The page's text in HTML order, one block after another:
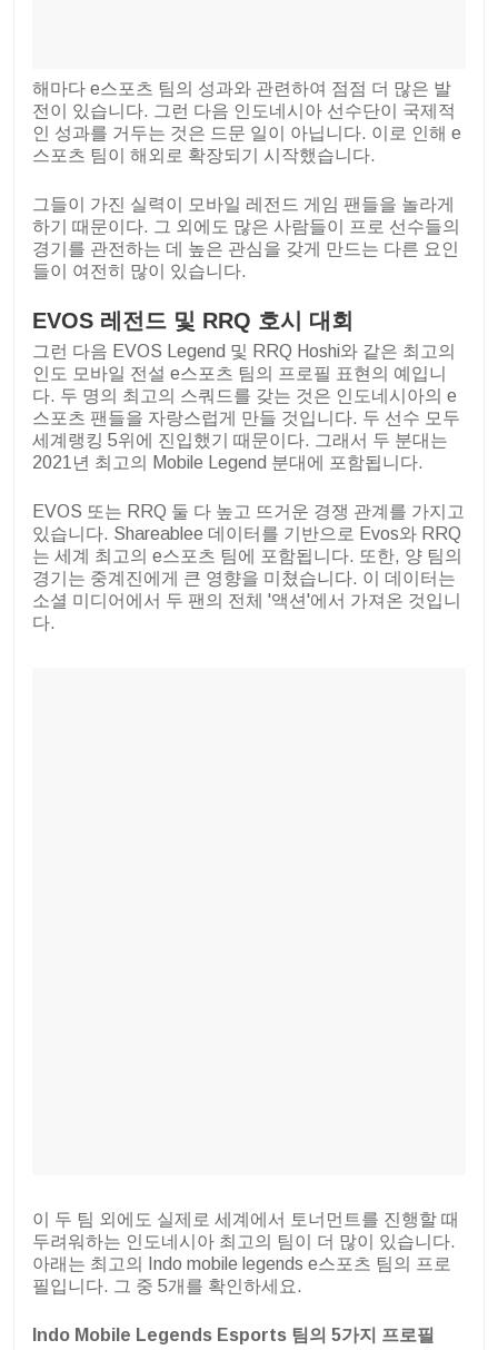
해마다 e스포츠 팀의 성과와 관련하여 점점 더 많은 발
전이 있습니다. 그런 다음 인도네시아 선수단이 국제적
인 성과를 거두는 것은 드문 일이 아닙니다. 이로 인해 e
스포츠 팀이 해외로 확장되기 시작했습니다.
그들이 가진 실력이 모바일 레전드 게임 팬들을 놀라게
하기 때문이다. 그 외에도 많은 사람들이 프로 선수들의
경기를 관전하는 데 높은 관심을 갖게 만드는 다른 요인
들이 여전히 많이 있습니다.
EVOS 레전드 및 RRQ 호시 대회
그런 다음 EVOS Legend 및 RRQ Hoshi와 같은 최고의
인도 모바일 전설 e스포츠 팀의 프로필 표현의 예입니
다. 두 명의 최고의 스쿼드를 갖는 것은 인도네시아의 e
스포츠 팬들을 자랑스럽게 만들 것입니다. 두 선수 모두
세계랭킹 5위에 진입했기 때문이다. 그래서 두 분대는
2021년 최고의 Mobile Legend 분대에 포함됩니다.
EVOS 또는 RRQ 둘 다 높고 뜨거운 경쟁 관계를 가지고
있습니다. Shareablee 데이터를 기반으로 Evos와 RRQ
는 세계 최고의 e스포츠 팀에 포함됩니다. 또한, 양 팀의
경기는 중계진에게 큰 영향을 미쳤습니다. 이 데이터는
소셜 미디어에서 두 팬의 전체 '액션'에서 가져온 것입니
다.
이 두 팀 외에도 실제로 세계에서 토너먼트를 진행할 때
두려워하는 인도네시아 최고의 팀이 더 많이 있습니다.
아래는 최고의 Indo mobile legends e스포츠 팀의 프로
필입니다. 그 중 5개를 확인하세요.
Indo Mobile Legends Esports 팀의 5가지 프로필